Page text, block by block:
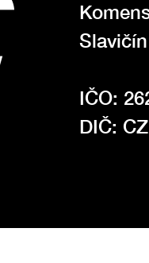
IČO:
DIČ: